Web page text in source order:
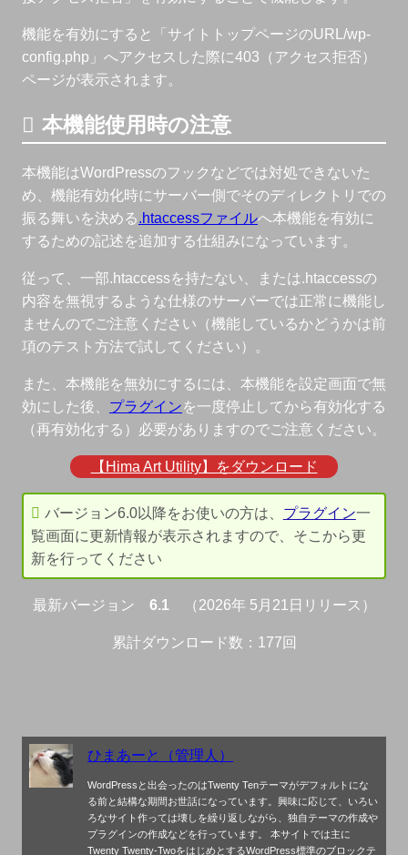
機能を有効にすると「サイトトップページのURL/wp-
config.php」へアクセスした際に403（アクセス拒否）
ページが表示されます。
本機能使用時の注意
本機能はWordPressのフックなどでは対処できないた
め、機能有効化時にサーバー側でそのディレクトリでの
振る舞いを決める.htaccessファイルへ本機能を有効に
するための記述を追加する仕組みになっています。
従って、一部.htaccessを持たない、または.htaccessの
内容を無視するような仕様のサーバーでは正常に機能し
ませんのでご注意ください（機能しているかどうかは前
項のテスト方法で試してください）。
また、本機能を無効にするには、本機能を設定画面で無
効にした後、 プラグインを一度停止してから有効化する
（再有効化する）必要がありますのでご注意ください。
【Hima Art Utility】をダウンロード
バージョン6.0以降をお使いの方は、 プラグイン一
覧画面に更新情報が表示されますので、そこから更
新を行ってください
最新バージョン 6.1 （2026年 5月21日リリース）
累計ダウンロード数：177回
ひまあーと（管理人）
WordPressと出会ったのはTwenty Tenテーマがデフォルトにな
る前と結構な期間お世話になっています。興味に応じて、いろい
ろなサイト作っては壊しを繰り返しながら、独自テーマの作成や
プラグインの作成などを行っています。 本サイトでは主に
Twenty Twenty-TwoをはじめとするWordPress標準のブロックテ